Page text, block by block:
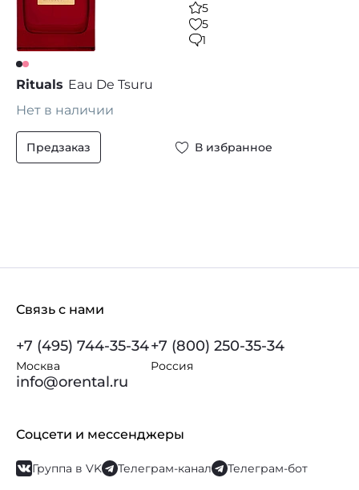
5
5
1
Rituals Eau De Tsuru
Нет в наличии
Предзаказ В избранное
Связь с нами
+7 (495) 744-35-34
Москва
+7 (800) 250-35-34
Россия
info@orental.ru
Соцсети и мессенджеры
Группа в VK Телеграм-канал Телеграм-бот